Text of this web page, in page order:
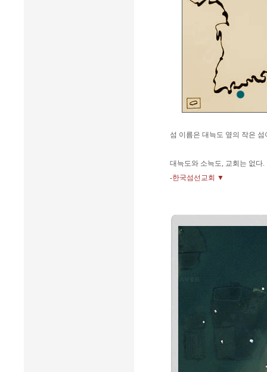
섬 이름은 대늑도 옆의 작은
대늑도와 소늑도, 교회는 없다.
-한국섬선교회 ▼